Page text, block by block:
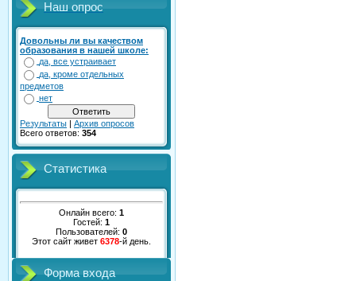
Наш опрос
Довольны ли вы качеством
образования в нашей школе:
да, все устраивает
да, кроме отдельных
предметов
нет
Результаты | Архив опросов
Всего ответов: 354
Статистика
Онлайн всего: 1
Гостей: 1
Пользователей: 0
Этот сайт живет 6378-й день.
Форма входа